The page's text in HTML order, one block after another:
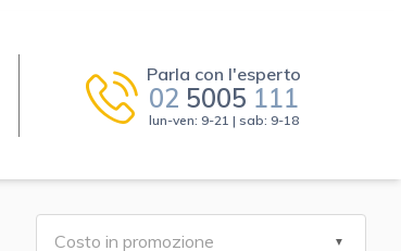
Parla con l'esperto
02 5005 111
lun-ven: 9-21 | sab: 9-18